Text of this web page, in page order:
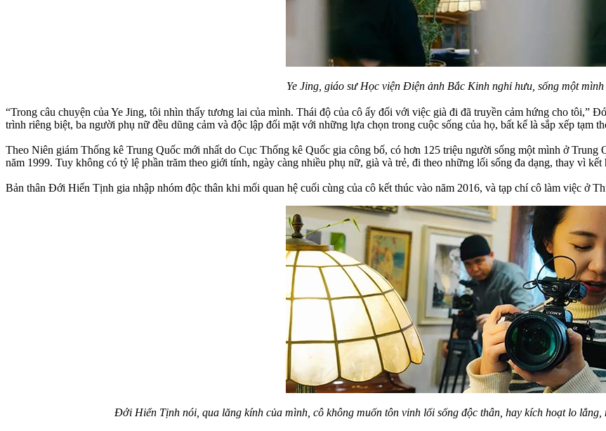
Ye Jing, giáo sư Học viện Điện ảnh Bắc Kinh nghỉ hưu, sống một
“Trong câu chuyện của Ye Jing, tôi nhìn thấy tương lai của mình. Thái độ của cô ấy đối với việc già đi đã truyền cảm hứng cho tôi,”
trình riêng biệt, ba người phụ nữ đều dũng cảm và độc lập đối mặt với những lựa chọn trong cuộc sống của họ, bất kể là sắp xếp tạm
Theo Niên giám Thống kê Trung Quốc mới nhất do Cục Thống kê Quốc gia công bố, có hơn 125 triệu người sống một mình ở
năm 1999. Tuy không có tỷ lệ phần trăm theo giới tính, ngày càng nhiều phụ nữ, già và trẻ, đi theo những lối sống đa dạng, thay vì
Bản thân Đới Hiển Tịnh gia nhập nhóm độc thân khi mối quan hệ cuối cùng của cô kết thúc vào năm 2016, và tạp chí cô làm việc ở
Đới Hiển Tịnh nói, qua lăng kính của mình, cô không muốn tôn vinh lối sống độc thân, hay kích hoạt lo